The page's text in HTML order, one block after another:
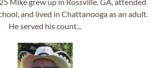
and lived in Chattanooga as an adult.
He served his count...